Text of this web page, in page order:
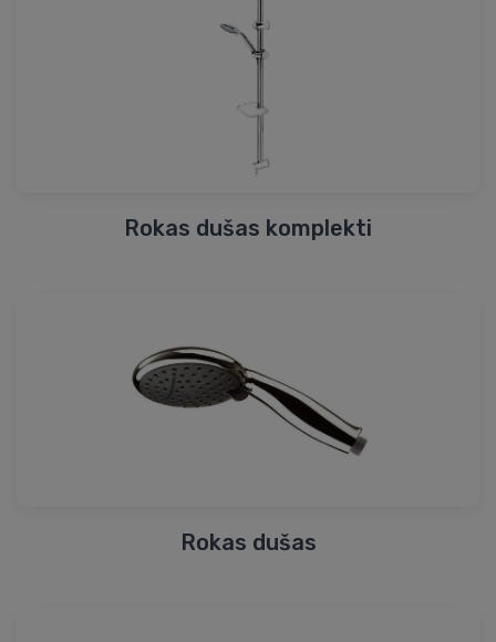
Rokas dušas komplekti
Rokas dušas